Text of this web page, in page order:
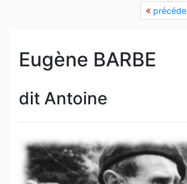
Eugène BARBE
dit Antoine